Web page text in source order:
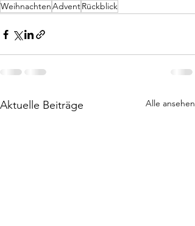
WeihnachtenAdventRückblick
Aktuelle Beiträge Alle ansehen